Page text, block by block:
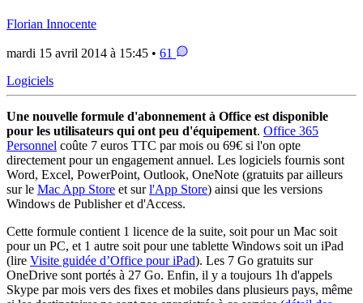
Florian Innocente
mardi 15 avril 2014 à 15:45 • 61
Logiciels
Une nouvelle formule d'abonnement à Office est disponible
pour les utilisateurs qui ont peu d'équipement. Office 365
Personnel coûte 7 euros TTC par mois ou 69€ si l'on opte
directement pour un engagement annuel. Les logiciels fournis sont
Word, Excel, PowerPoint, Outlook, OneNote (gratuits par ailleurs
sur le Mac App Store et surl'App Store) ainsi que les versions
Windows de Publisher et d'Access.
Cette formule contient 1 licence de la suite, soit pour un Mac soit
pour un PC, et 1 autre soit pour une tablette Windows soit un iPad
(lire Visite guidée d’Office pour iPad). Les 7 Go gratuits sur
OneDrive sont portés à 27 Go. Enfin, il y a toujours 1h d'appels
Skype par mois vers des fixes et mobiles dans plusieurs pays, même